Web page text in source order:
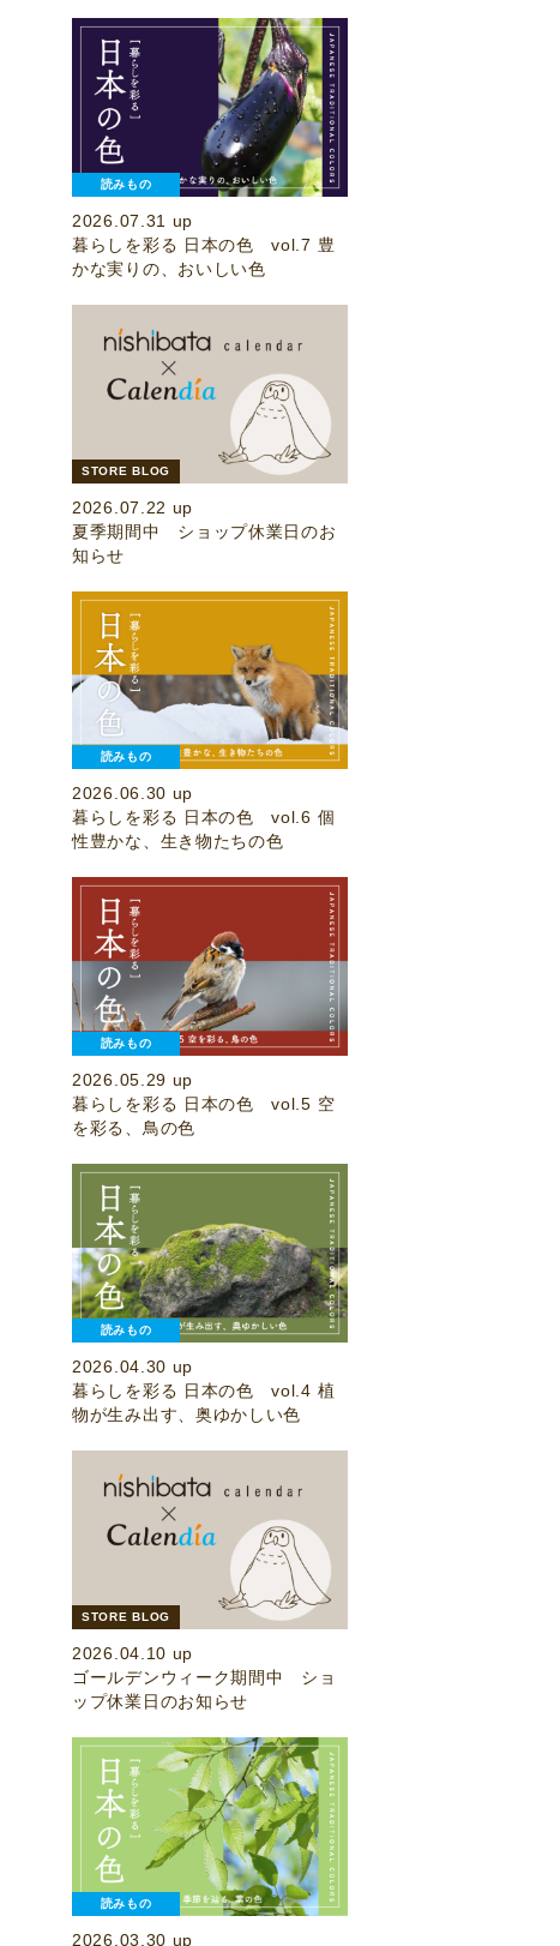
読みもの
2026.07.31 up
暮らしを彩る 日本の色 vol.7 豊
かな実りの、おいしい色
STORE BLOG
2026.07.22 up
夏季期間中 ショップ休業日のお
知らせ
読みもの
2026.06.30 up
暮らしを彩る 日本の色 vol.6 個
性豊かな、生き物たちの色
読みもの
2026.05.29 up
暮らしを彩る 日本の色 vol.5 空
を彩る、鳥の色
読みもの
2026.04.30 up
暮らしを彩る 日本の色 vol.4 植
物が生み出す、奥ゆかしい色
STORE BLOG
2026.04.10 up
ゴールデンウィーク期間中 ショ
ップ休業日のお知らせ
読みもの
2026.03.30 up